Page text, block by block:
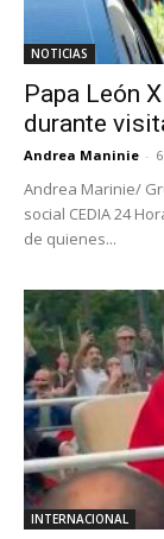
NOTICIAS
Papa León
durante
Andrea Maninie -
Andrea Marinie/
social CEDIA 24
de quienes...
INTERNACIONAL